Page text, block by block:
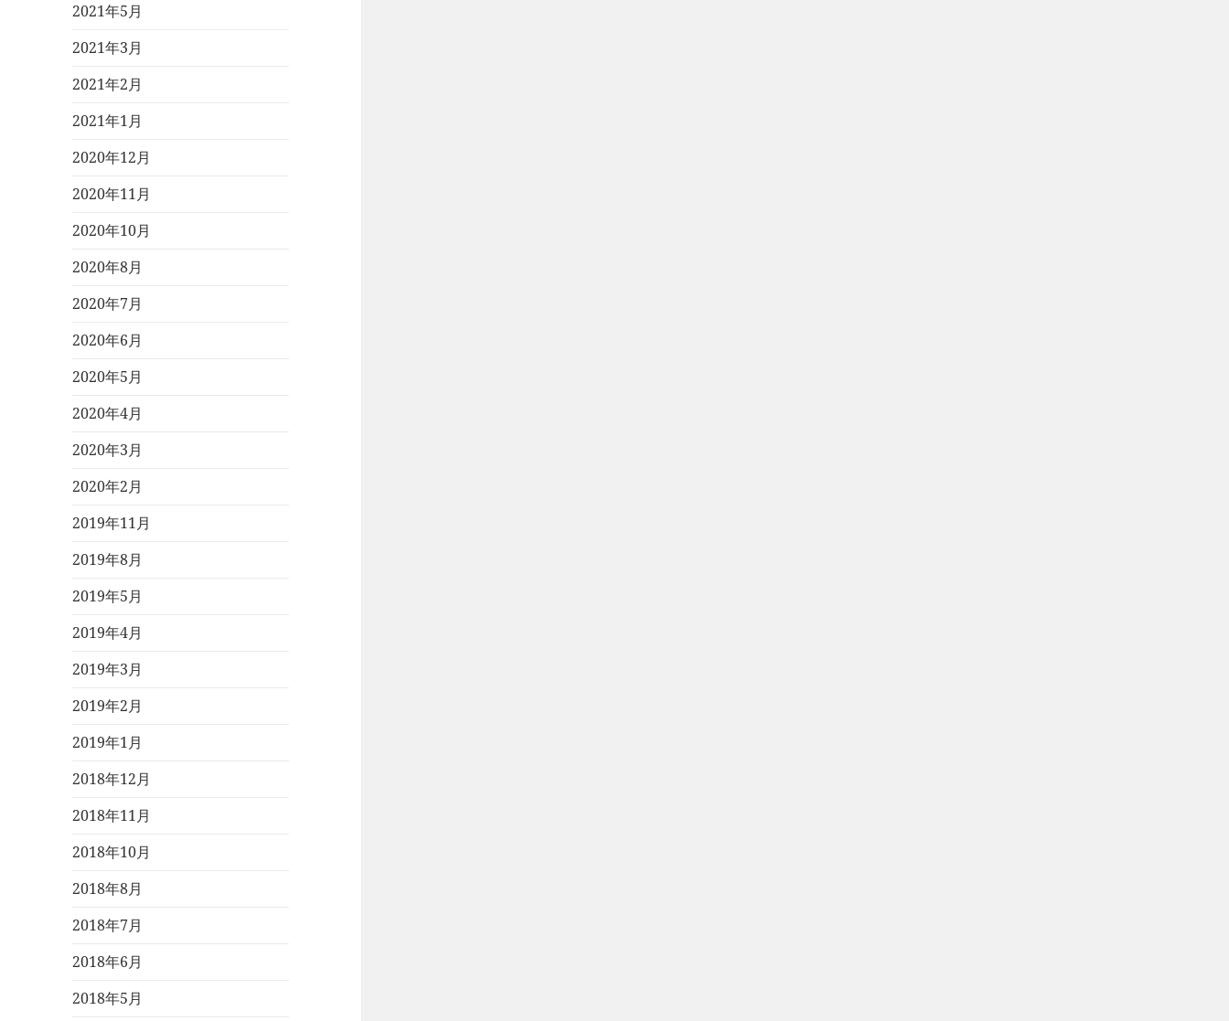
2021年5月
2021年3月
2021年2月
2021年1月
2020年12月
2020年11月
2020年10月
2020年8月
2020年7月
2020年6月
2020年5月
2020年4月
2020年3月
2020年2月
2019年11月
2019年8月
2019年5月
2019年4月
2019年3月
2019年2月
2019年1月
2018年12月
2018年11月
2018年10月
2018年8月
2018年7月
2018年6月
2018年5月